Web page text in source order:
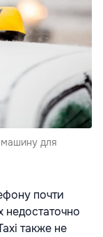
машину для
почти
также не